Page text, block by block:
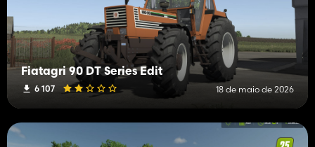
Fiatagri 90 DT Series Edit
6 107 18 de maio de 2026